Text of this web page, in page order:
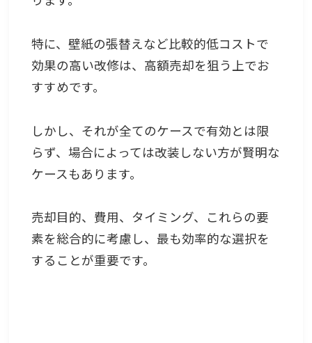
特に、壁紙の張替えなど比較的低コストで
効果の高い改修は、高額売却を狙う上でお
すすめです。
しかし、それが全てのケースで有効とは限
らず、場合によっては改装しない方が賢明な
ケースもあります。
売却目的、費用、タイミング、これらの要
素を総合的に考慮し、最も効率的な選択を
することが重要です。